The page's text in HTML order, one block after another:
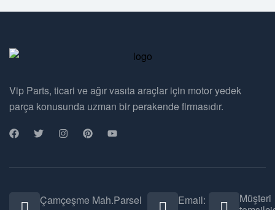
Vip Parts, ticari ve ağır vasıta araçlar için motor yedek
parça konusunda uzman bir perakende firmasıdır.
Çamçeşme Mah.Parsel
Email:
Müşteri